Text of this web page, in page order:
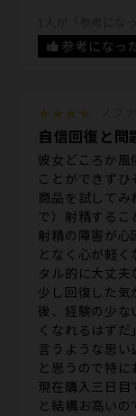
参考になっ
自信回復と問
彼女どころか風
ことができず
商品を試してみ
で）射精するこ
射精の障害が心
となく心が軽
タル的に大丈
少し回復した気
後、経験の少な
くなれるはず
言うような思い
と思うので特に
現在購入三日目
と結構お高いの